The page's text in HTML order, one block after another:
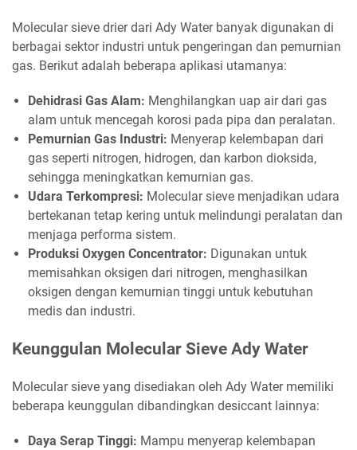
Molecular sieve drier dari Ady Water banyak digunakan di
berbagai sektor industri untuk pengeringan dan pemurnian
gas. Berikut adalah beberapa aplikasi utamanya:
Dehidrasi Gas Alam: Menghilangkan uap air dari gas
alam untuk mencegah korosi pada pipa dan peralatan.
Pemurnian Gas Industri: Menyerap kelembapan dari
gas seperti nitrogen, hidrogen, dan karbon dioksida,
sehingga meningkatkan kemurnian gas.
Udara Terkompresi: Molecular sieve menjadikan udara
bertekanan tetap kering untuk melindungi peralatan dan
menjaga performa sistem.
Produksi Oxygen Concentrator: Digunakan untuk
memisahkan oksigen dari nitrogen, menghasilkan
oksigen dengan kemurnian tinggi untuk kebutuhan
medis dan industri.
Keunggulan Molecular Sieve Ady Water
Molecular sieve yang disediakan oleh Ady Water memiliki
beberapa keunggulan dibandingkan desiccant lainnya:
Daya Serap Tinggi: Mampu menyerap kelembapan